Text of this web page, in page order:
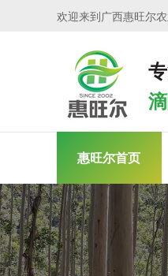
欢迎来到广西惠旺尔
惠旺尔首页